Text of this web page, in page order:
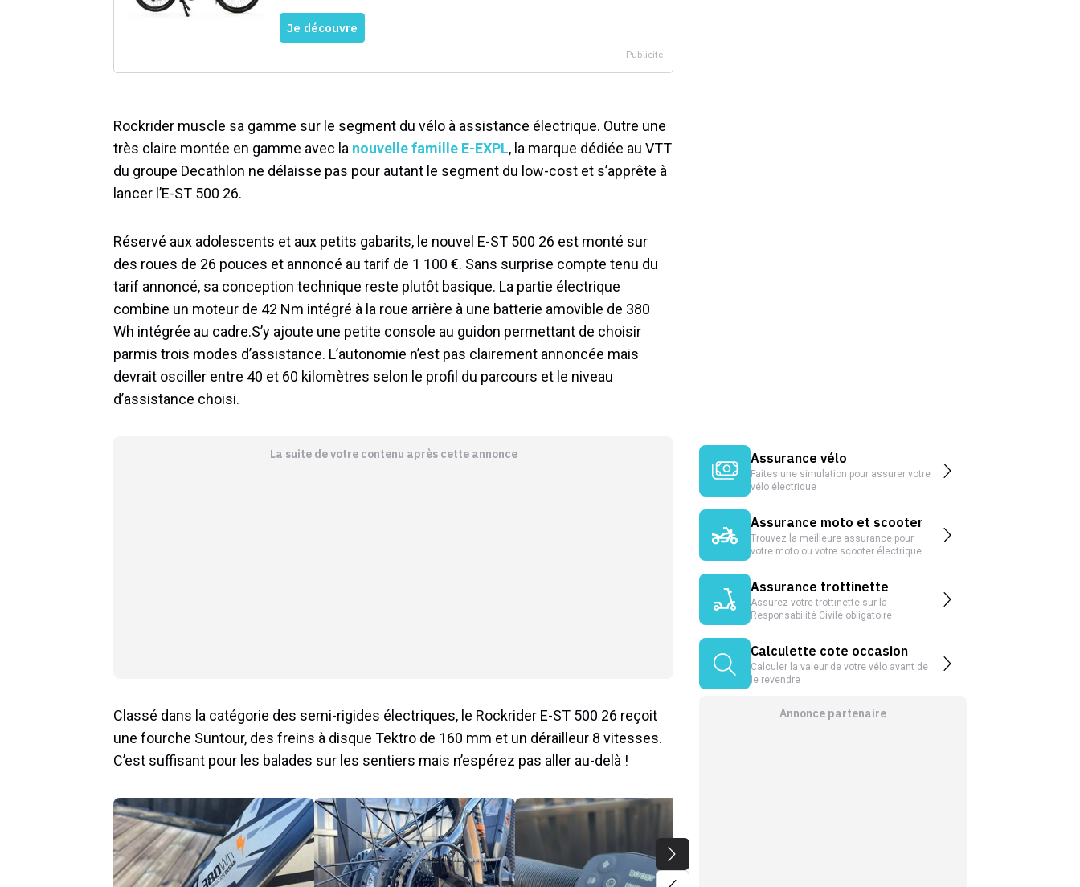
Rockrider muscle sa gamme sur le segment du vélo à assistance électrique. Outre une
très claire montée en gamme avec la nouvelle famille E-EXPL, la marque dédiée au VTT
du groupe Decathlon ne délaisse pas pour autant le segment du low-cost et s’apprête à
lancer l’E-ST 500 26.
Réservé aux adolescents et aux petits gabarits, le nouvel E-ST 500 26 est monté sur
des roues de 26 pouces et annoncé au tarif de 1 100 €. Sans surprise compte tenu du
tarif annoncé, sa conception technique reste plutôt basique. La partie électrique
combine un moteur de 42 Nm intégré à la roue arrière à une batterie amovible de 380
Wh intégrée au cadre.S’y ajoute une petite console au guidon permettant de choisir
parmis trois modes d’assistance. L’autonomie n’est pas clairement annoncée mais
devrait osciller entre 40 et 60 kilomètres selon le profil du parcours et le niveau
d’assistance choisi.
La suite de votre contenu après cette annonce
Classé dans la catégorie des semi-rigides électriques, le Rockrider E-ST 500 26 reçoit
une fourche Suntour, des freins à disque Tektro de 160 mm et un dérailleur 8 vitesses.
C’est suffisant pour les balades sur les sentiers mais n’espérez pas aller au-delà !
Assurance vélo
Faites une simulation pour assurer votre
vélo électrique
Assurance moto et scooter
Trouvez la meilleure assurance pour
votre moto ou votre scooter électrique
Assurance trottinette
Assurez votre trottinette sur la
Responsabilité Civile obligatoire
Calculette cote occasion
Calculer la valeur de votre vélo avant de
le revendre
Annonce partenaire